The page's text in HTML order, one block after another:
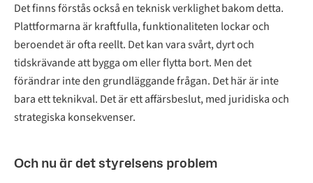
Det finns förstås också en teknisk verklighet bakom detta.
Plattformarna är kraftfulla, funktionaliteten lockar och
beroendet är ofta reellt. Det kan vara svårt, dyrt och
tidskrävande att bygga om eller flytta bort. Men det
förändrar inte den grundläggande frågan. Det här är inte
bara ett teknikval. Det är ett affärsbeslut, med juridiska och
strategiska konsekvenser.
Och nu är det styrelsens problem